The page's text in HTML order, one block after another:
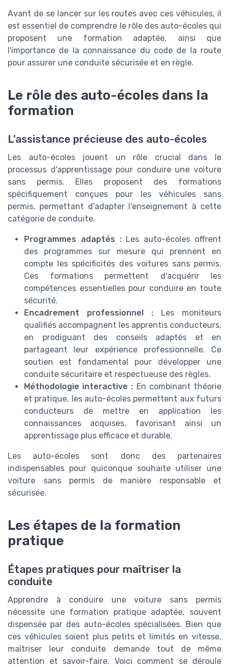
Avant de se lancer sur les routes avec ces véhicules, il
est essentiel de comprendre le rôle des auto-écoles qui
proposent une formation adaptée, ainsi que
l'importance de la connaissance du code de la route
pour assurer une conduite sécurisée et en règle.
Le rôle des auto-écoles dans la
formation
L'assistance précieuse des auto-écoles
Les auto-écoles jouent un rôle crucial dans le
processus d'apprentissage pour conduire une voiture
sans permis. Elles proposent des formations
spécifiquement conçues pour les véhicules sans
permis, permettant d'adapter l'enseignement à cette
catégorie de conduite.
Programmes adaptés :Les auto-écoles offrent
des programmes sur mesure qui prennent en
compte les spécificités des voitures sans permis.
Ces formations permettent d'acquérir les
compétences essentielles pour conduire en toute
sécurité.
Encadrement professionnel : Les moniteurs
qualifiés accompagnent les apprentis conducteurs,
en prodiguant des conseils adaptés et en
partageant leur expérience professionnelle. Ce
soutien est fondamental pour développer une
conduite sécuritaire et respectueuse des règles.
Méthodologie interactive : En combinant théorie
et pratique, les auto-écoles permettent aux futurs
conducteurs de mettre en application les
connaissances acquises, favorisant ainsi un
apprentissage plus efficace et durable.
Les auto-écoles sont donc des partenaires
indispensables pour quiconque souhaite utiliser une
voiture sans permis de manière responsable et
sécurisée.
Les étapes de la formation
pratique
Étapes pratiques pour maîtriser la
conduite
Apprendre à conduire une voiture sans permis
nécessite une formation pratique adaptée, souvent
dispensée par des auto-écoles spécialisées. Bien que
ces véhicules soient plus petits et limités en vitesse,
maîtriser leur conduite demande tout de même
attention et savoir-faire. Voici comment se déroule